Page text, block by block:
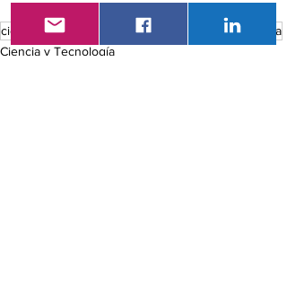
ciencia y tecnología cáncer
cáncer de próstata
Ciencia y Tecnología